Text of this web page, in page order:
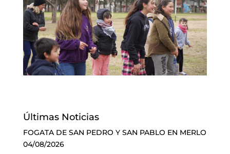
Últimas Noticias
FOGATA DE SAN PEDRO Y SAN PABLO EN MERLO
04/08/2026